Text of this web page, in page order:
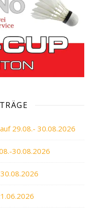
29.08.- 30.08.2026
30.08.2026